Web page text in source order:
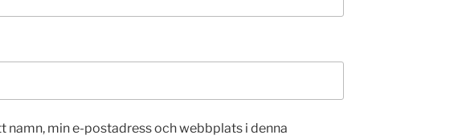
namn, min e-postadress och webbplats i denna